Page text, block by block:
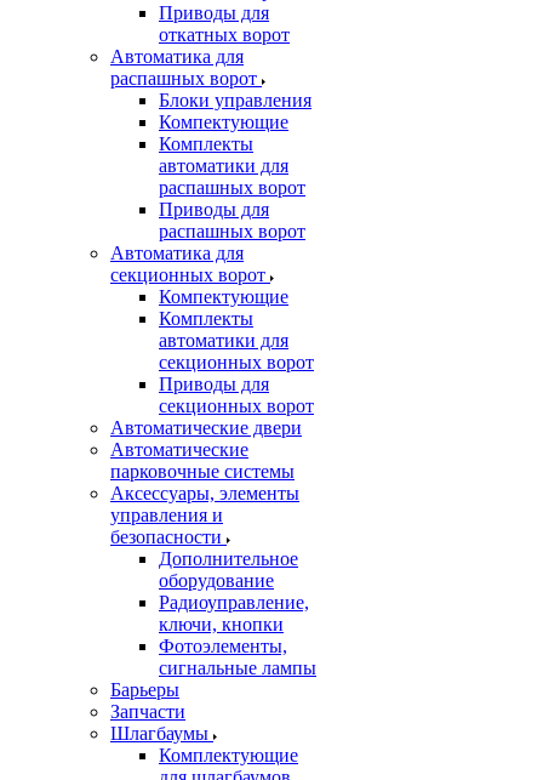
Приводы для
откатных ворот
Автоматика для
распашных ворот
Блоки управления
Компектующие
Комплекты
автоматики для
распашных ворот
Приводы для
распашных ворот
Автоматика для
секционных ворот
Компектующие
Комплекты
автоматики для
секционных ворот
Приводы для
секционных ворот
Автоматические двери
Автоматические
парковочные системы
Аксессуары, элементы
управления и
безопасности
Дополнительное
оборудование
Радиоуправление,
ключи, кнопки
Фотоэлементы,
сигнальные лампы
Барьеры
Запчасти
Шлагбаумы
Комплектующие